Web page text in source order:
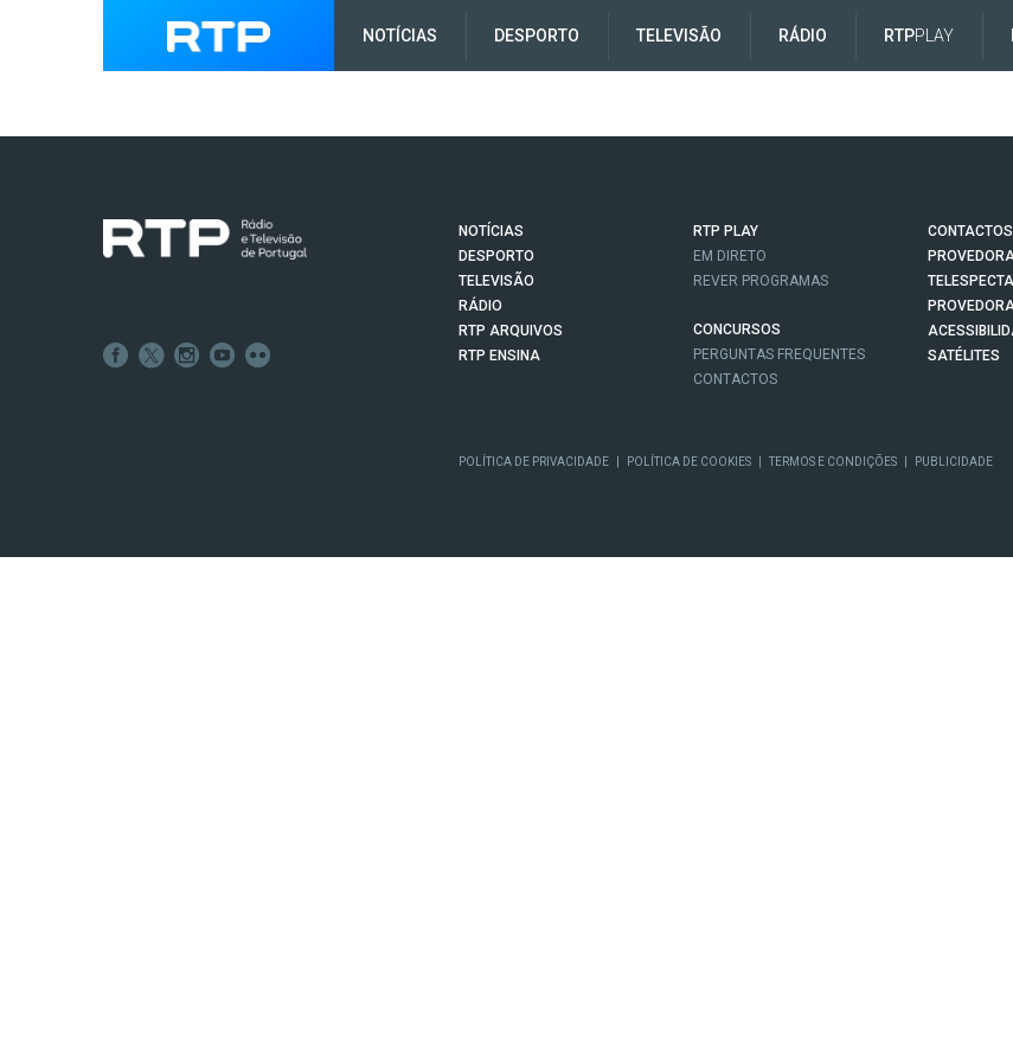
NOTÍCIAS DESPORTO TELEVISÃO RÁDIO RTPPLAY
NOTÍCIAS
DESPORTO
TELEVISÃO
RÁDIO
RTP ARQUIVOS
RTP ENSINA
RTP PLAY
EM DIRETO
REVER PROGRAMAS
CONCURSOS
PERGUNTAS FREQUENTES
CONTACTOS
CONTACTOS
SATÉLITES
POLÍTICA DE PRIVACIDADE POLÍTICA DE COOKIES TERMOS E CONDIÇÕES PUBLICIDADE